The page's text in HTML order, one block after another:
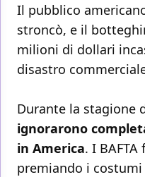
Il pubblico
stroncò, e il
milioni di dollari
disastro
Durante la stagione
ignorarono
in America. I
premiando i